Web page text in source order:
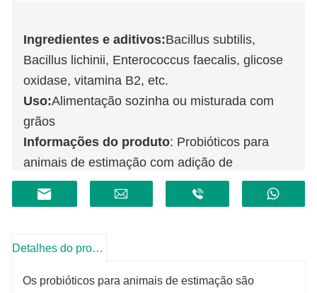
Ingredientes e aditivos:Bacillus subtilis,
Bacillus lichinii, Enterococcus faecalis, glicose
oxidase, vitamina B2, etc.
Uso:Alimentação sozinha ou misturada com
grãos
Informações do produto: Probióticos para
animais de estimação com adição de
compostos de Bacillus subtilis, Bacillus
licheniformis, Enterococcus faecalis e glicose
intestinal, formar um ambiente de hipóxia
anaeróbicas benéficas e produzir ácidos
Detalhes do produto
Os probióticos para animais de estimação são